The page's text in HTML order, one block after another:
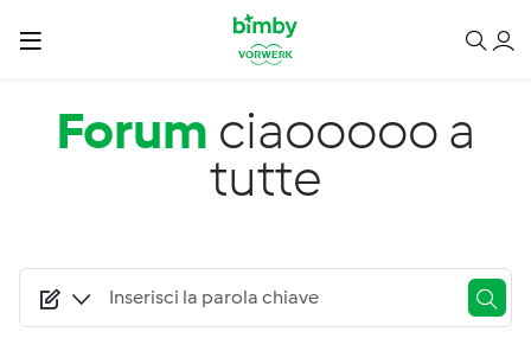
Salta al contenuto principale
Forum ciaooooo a
tutte